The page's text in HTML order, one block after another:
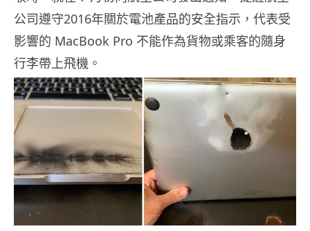
公司遵守2016年關於電池產品的安全指示，代表受
影響的 MacBook Pro 不能作為貨物或乘客的隨身
行李帶上飛機。